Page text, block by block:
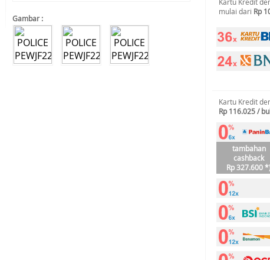
Gambar :
mulai dari Rp
Kartu Kredit
Rp 116.025 /
tambahan
cashback
Rp 327.600